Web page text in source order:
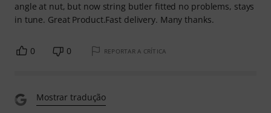
angle at nut, but now string butler fitted no problems, stays
in tune. Great Product.Fast delivery. Many thanks.
0 0 REPORTAR A CRÍTICA
Mostrar tradução